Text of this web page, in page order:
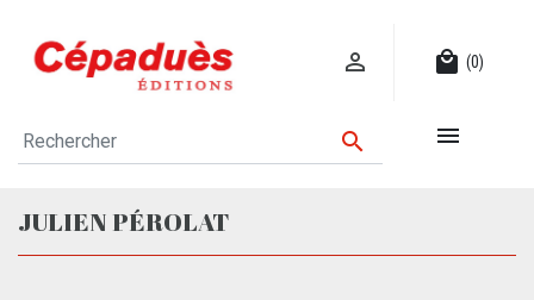
 local_mall (0)
 
JULIEN PÉROLAT